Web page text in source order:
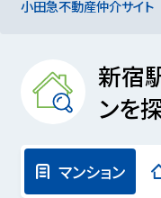
小田急不動産仲介サイト
新宿
ンを
マンション